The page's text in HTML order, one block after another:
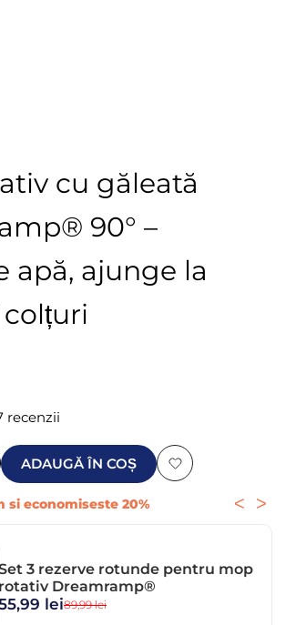
cu găleată
90° –
apă, ajunge la
recenzii
ADAUGĂ ÎN COȘ
Adaugă
si economiseste 20% < >
3 rezerve rotunde pentru mop
rotativ Dreamramp®
lei89,99 lei